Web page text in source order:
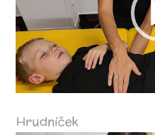
Hrudníček